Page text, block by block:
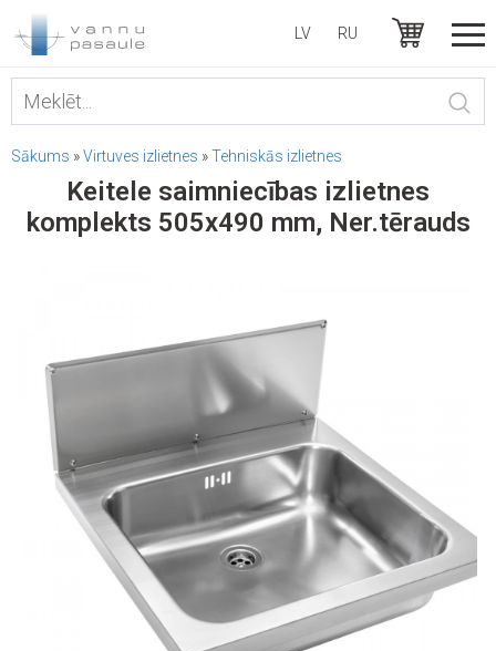
LV RU
Sākums »Virtuves izlietnes »Tehniskās izlietnes
Keitele saimniecības izlietnes
komplekts 505x490 mm, Ner.tērauds